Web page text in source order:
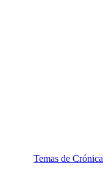
Temas de Crónica